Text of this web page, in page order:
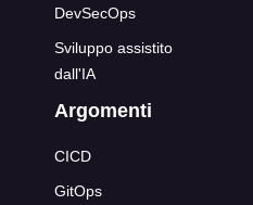
DevSecOps
Sviluppo assistito
dall'IA
Argomenti
CICD
GitOps